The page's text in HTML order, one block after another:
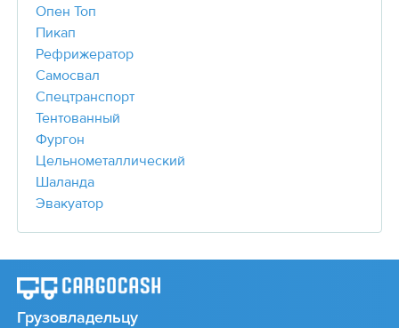
Опен Топ
Пикап
Рефрижератор
Самосвал
Спецтранспорт
Тентованный
Фургон
Цельнометаллический
Шаланда
Эвакуатор
Грузовладельцу